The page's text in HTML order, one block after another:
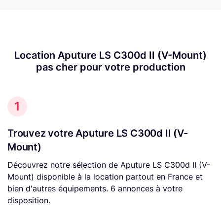
Location Aputure LS C300d II (V-Mount)
pas cher pour votre production
1
Trouvez votre Aputure LS C300d II (V-
Mount)
Découvrez notre sélection de Aputure LS C300d II (V-
Mount) disponible à la location partout en France et
bien d'autres équipements. 6 annonces à votre
disposition.